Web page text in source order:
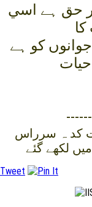
حق ہے اسي
کو ہے
کد ہ سرراس
لکھے گئے
Tweet